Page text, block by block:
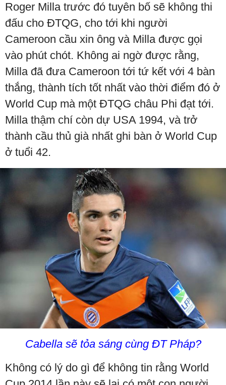
Roger Milla trước đó tuyên bố sẽ không thi
đấu cho ĐTQG, cho tới khi người
Cameroon cầu xin ông và Milla được gọi
vào phút chót. Không ai ngờ được rằng,
Milla đã đưa Cameroon tới tứ kết với 4 bàn
thắng, thành tích tốt nhất vào thời điểm đó ở
World Cup mà một ĐTQG châu Phi đạt tới.
Milla thậm chí còn dự USA 1994, và trở
thành cầu thủ già nhất ghi bàn ở World Cup
ở tuổi 42.
Cabella sẽ tỏa sáng cùng ĐT Pháp?
Không có lý do gì để không tin rằng World